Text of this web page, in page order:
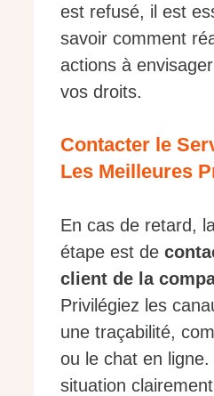
est refusé, il est
savoir comment
actions à
vos droits.
Contacter le
Les Meilleures
En cas de retard,
étape est de
client de la
Privilégiez les
une traçabilité,
ou le chat en
situation